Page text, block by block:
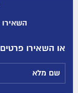
:או השאירו פרטים